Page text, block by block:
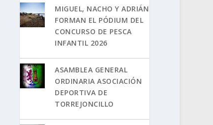
MIGUEL, NACHO Y ADRIÁN
FORMAN EL PÓDIUM DEL
CONCURSO DE PESCA
INFANTIL 2026
ASAMBLEA GENERAL
ORDINARIA ASOCIACIÓN
DEPORTIVA DE
TORREJONCILLO